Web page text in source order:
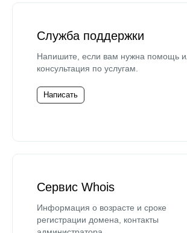
Служба поддержки
Напишите, если вам нужна помощь
консультация по услугам.
Написать
Сервис Whois
Информация о возрасте и сроке
регистрации домена, контакты